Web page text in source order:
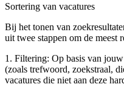
Sortering van vacatures
Bij het tonen van
uit twee stappen om de meest
1. Filtering: Op basis van
(zoals trefwoord, zoekstraal,
vacatures die niet aan deze